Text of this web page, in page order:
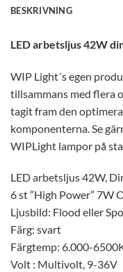
BESKRIVNING
LED arbetsljus42W
WIP Light´s egen
tillsammans med flera
tagit fram den
komponenterna. Se
WIPLight lampor på
LED arbetsljus 42W,
6 st ”High Power” 7W
Ljusbild: Flood eller
Färg: svart
Färgtemp: 6.000-
Volt : Multivolt, 9-36V